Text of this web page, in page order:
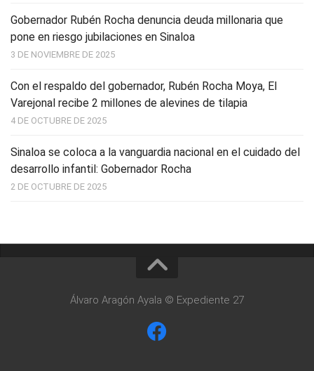
Gobernador Rubén Rocha denuncia deuda millonaria que
pone en riesgo jubilaciones en Sinaloa
3 DE NOVIEMBRE DE 2025
Con el respaldo del gobernador, Rubén Rocha Moya, El
Varejonal recibe 2 millones de alevines de tilapia
4 DE OCTUBRE DE 2025
Sinaloa se coloca a la vanguardia nacional en el cuidado del
desarrollo infantil: Gobernador Rocha
2 DE OCTUBRE DE 2025
Álvaro Aragón Ayala © Expediente 27